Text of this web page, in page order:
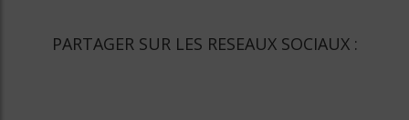
PARTAGER SUR LES RESEAUX SOCIAUX :